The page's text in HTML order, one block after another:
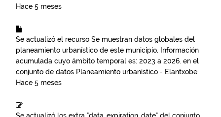
Hace 5 meses
Se actualizó el recurso Se muestran datos globales del
planeamiento urbanístico de este municipio. Información
acumulada cuyo ámbito temporal es: 2023 a 2026. en el
conjunto de datos Planeamiento urbanístico - Elantxobe
Hace 5 meses